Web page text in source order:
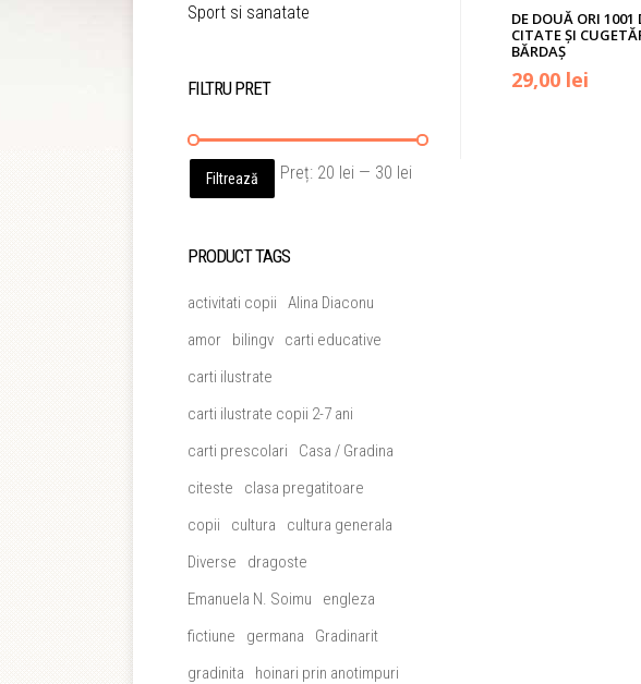
DE DOUĂ ORI 1001
CITATE ȘI
BĂRDAȘ
29,00 lei
Sport si sanatate
FILTRU PRET
minim
maxim
Filtrează Preț: 20 lei — 30 lei
PRODUCT TAGS
activitati copii
Alina Diaconu
amor
bilingv
carti educative
carti ilustrate
carti ilustrate copii 2-7 ani
carti prescolari
Casa / Gradina
citeste
clasa pregatitoare
copii
cultura
cultura generala
Diverse
dragoste
Emanuela N. Soimu
engleza
fictiune
germana
Gradinarit
gradinita
hoinari prin anotimpuri